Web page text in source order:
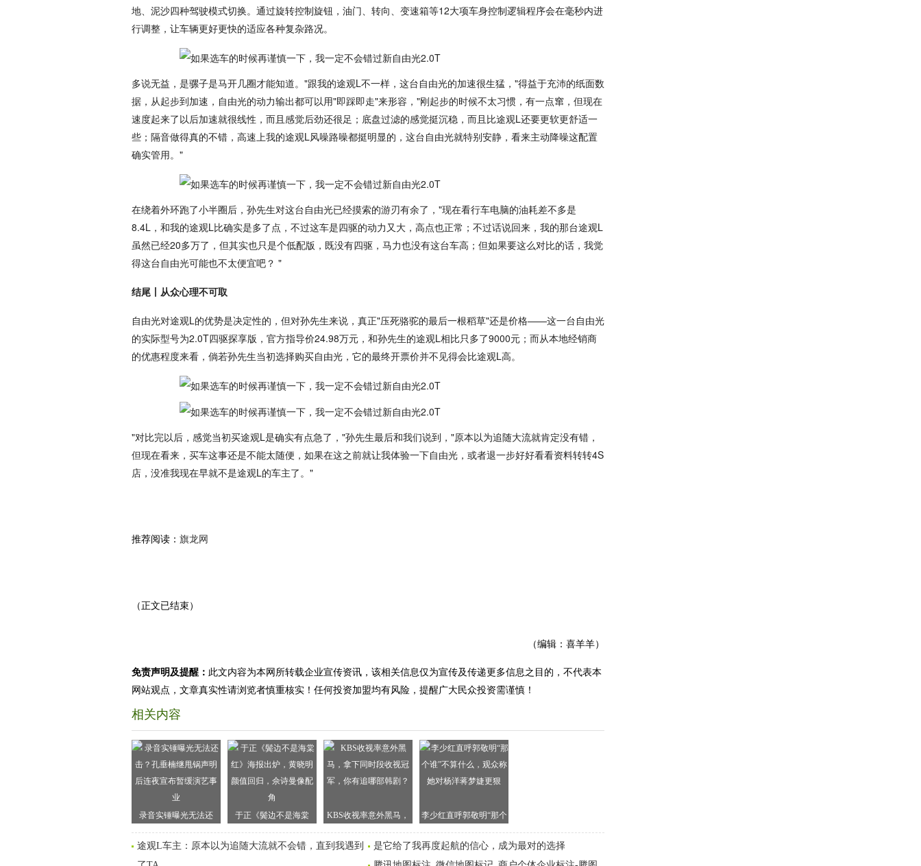
地、泥沙四种驾驶模式切换。通过旋转控制旋钮，油门、转向、变速箱等12大项车身控制逻辑程序会在毫秒内进
行调整，让车辆更好更快的适应各种复杂路况。
多说无益，是骡子是马开几圈才能知道。"跟我的途观L不一样，这台自由光的加速很生猛，"得益于充沛的纸面数
据，从起步到加速，自由光的动力输出都可以用"即踩即走"来形容，"刚起步的时候不太习惯，有一点窜，但现在
速度起来了以后加速就很线性，而且感觉后劲还很足；底盘过滤的感觉挺沉稳，而且比途观L还要更软更舒适一
些；隔音做得真的不错，高速上我的途观L风噪路噪都挺明显的，这台自由光就特别安静，看来主动降噪这配置
确实管用。"
在绕着外环跑了小半圈后，孙先生对这台自由光已经摸索的游刃有余了，"现在看行车电脑的油耗差不多是
8.4L，和我的途观L比确实是多了点，不过这车是四驱的动力又大，高点也正常；不过话说回来，我的那台途观L
虽然已经20多万了，但其实也只是个低配版，既没有四驱，马力也没有这台车高；但如果要这么对比的话，我觉
得这台自由光可能也不太便宜吧？ "
结尾丨从众心理不可取
自由光对途观L的优势是决定性的，但对孙先生来说，真正"压死骆驼的最后一根稻草"还是价格——这一台自由光
的实际型号为2.0T四驱探享版，官方指导价24.98万元，和孙先生的途观L相比只多了9000元；而从本地经销商
的优惠程度来看，倘若孙先生当初选择购买自由光，它的最终开票价并不见得会比途观L高。
"对比完以后，感觉当初买途观L是确实有点急了，"孙先生最后和我们说到，"原本以为追随大流就肯定没有错，
但现在看来，买车这事还是不能太随便，如果在这之前就让我体验一下自由光，或者退一步好好看看资料转转4S
店，没准我现在早就不是途观L的车主了。"
推荐阅读： 旗龙网
（正文已结束）
（编辑：喜羊羊）
免责声明及提醒： 此文内容为本网所转载企业宣传资讯，该相关信息仅为宣传及传递更多信息之目的，不代表本
网站观点，文章真实性请浏览者慎重核实！任何投资加盟均有风险，提醒广大民众投资需谨慎！
相关内容
录音实锤曝光无法还
击？孔垂楠继甩锅声明
后连夜宣布暂缓演艺事
于正《鬓边不是海棠
红》海报出炉，黄晓明
颜值回归，佘诗曼像配
KBS收视率意外黑马，
拿下同时段收视冠军，
你有追哪部韩剧？
李少红直呼郭敬明“那个
谁”不算什么，观众称她
对杨洋蒋梦婕更狠
途观L车主：原本以为追随大流就不会错，直到我遇到
是它给了我再度起航的信心，成为最对的选择